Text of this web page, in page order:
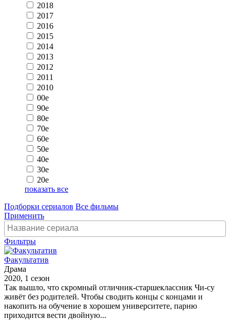
2018
2017
2016
2015
2014
2013
2012
2011
2010
00e
90e
80e
70e
60e
50e
40e
30e
20e
показать все
Подборки сериалов Все фильмы
Применить
Фильтры
Факультатив
Драма
2020, 1 сезон
Так вышло, что скромный отличник-старшеклассник Чи-су
живёт без родителей. Чтобы сводить концы с концами и
накопить на обучение в хорошем университете, парню
приходится вести двойную...